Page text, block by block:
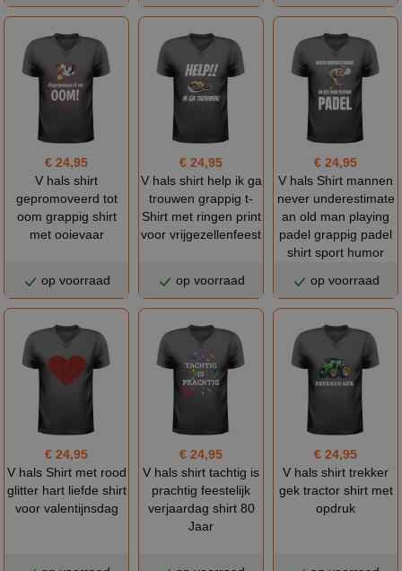
€ 24,95
V hals shirt
gepromoveerd tot
oom grappig shirt
met ooievaar
op voorraad
€ 24,95
V hals shirt help ik ga
trouwen grappig t-
Shirt met ringen print
voor vrijgezellenfeest
op voorraad
€ 24,95
V hals Shirt mannen
never underestimate
an old man playing
padel grappig padel
shirt sport humor
op voorraad
€ 24,95
V hals Shirt met rood
glitter hart liefde shirt
voor valentijnsdag
€ 24,95
V hals shirt tachtig is
prachtig feestelijk
verjaardag shirt 80
Jaar
€ 24,95
V hals shirt trekker
gek tractor shirt met
opdruk